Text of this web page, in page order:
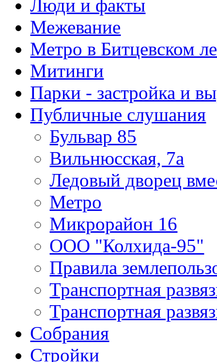
Люди и факты
Межевание
Метро в Битцевском
Митинги
Парки - застройка и
Публичные слушания
Бульвар 85
Вильнюсская, 7а
Ледовый дворец
Метро
Микрорайон 16
ООО "Колхида-95"
Правила
Транспортная
Транспортная
Собрания
Стройки